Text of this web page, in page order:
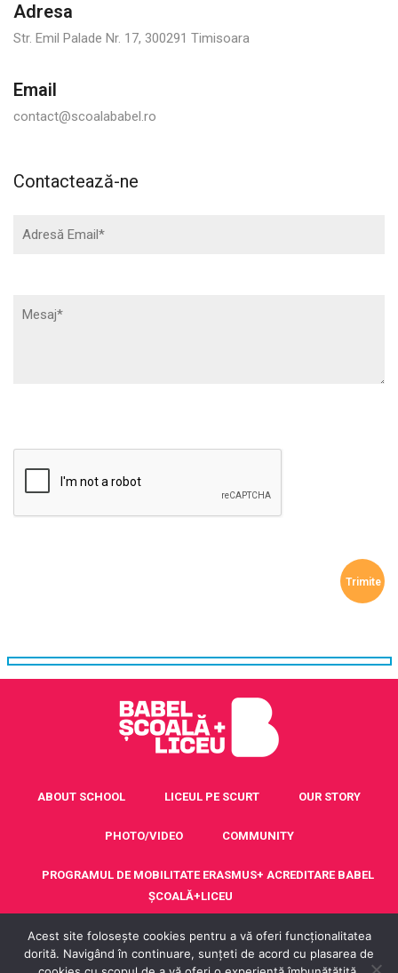
Adresa
Str. Emil Palade Nr. 17, 300291 Timisoara
Email
contact@scoalababel.ro
Contactează-ne
ABOUT SCHOOL LICEUL PE SCURT OUR STORY
PHOTO/VIDEO COMMUNITY
PROGRAMUL DE MOBILITATE ERASMUS+ ACREDITARE BABEL
ȘCOALĂ+LICEU
CONTACT
Acest site folosește cookies pentru a vă oferi funcționalitatea
dorită. Navigând în continuare, sunțeti de acord cu plasarea de